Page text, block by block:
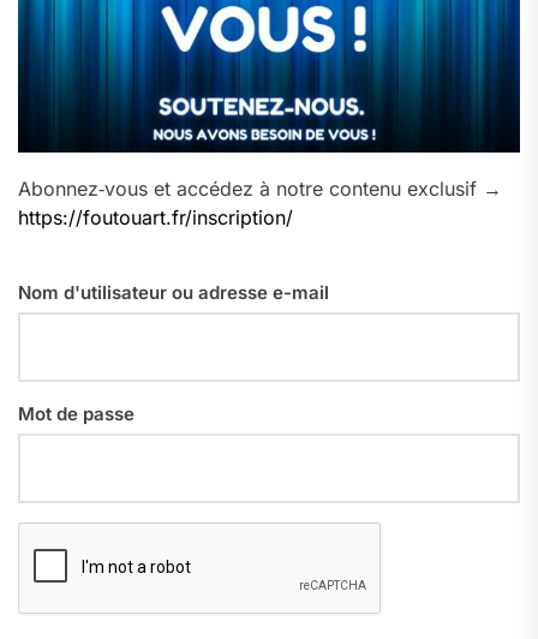
Abonnez‑vous et accédez à notre contenu exclusif →
https://foutouart.fr/inscription/
Nom d'utilisateur ou adresse e-mail
Mot de passe